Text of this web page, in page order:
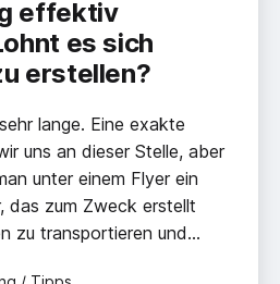
effektiv
es sich
erstellen?
lange. Eine exakte
uns an dieser Stelle, aber
unter einem Flyer ein
das zum Zweck erstellt
zu transportieren und…